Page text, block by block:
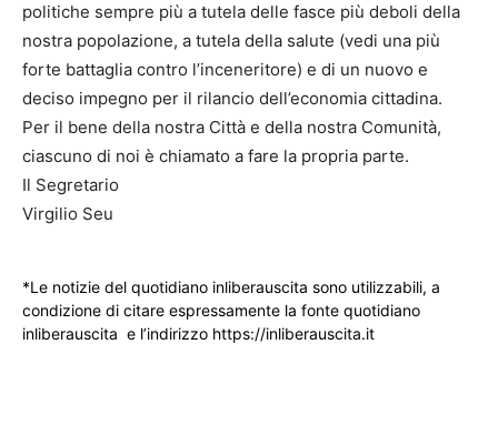
politiche sempre più a tutela delle fasce più deboli della
nostra popolazione, a tutela della salute (vedi una più
forte battaglia contro l’inceneritore) e di un nuovo e
deciso impegno per il rilancio dell’economia cittadina.
Per il bene della nostra Città e della nostra Comunità,
ciascuno di noi è chiamato a fare la propria parte.
Il Segretario
Virgilio Seu
*Le notizie del quotidiano inliberauscita sono utilizzabili, a
condizione di citare espressamente la fonte quotidiano
inliberauscita e l’indirizzo https://inliberauscita.it